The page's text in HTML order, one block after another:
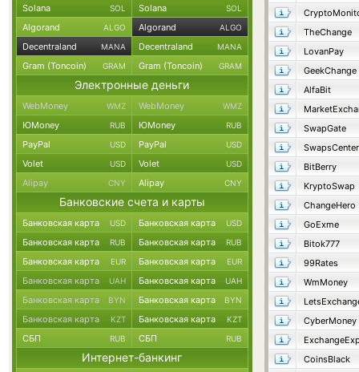
TheChange
LovanPay
GeekChange
AlfaBit
SwapGate
SwapsCenter
BitBerry
KryptoSwap
ChangeHero
GoExme
Bitok777
99Rates
WmMoney
CyberMoney
CoinsBlack
Solana SOL Solana SOL
Algorand ALGO Algorand ALGO
Decentraland MANA Decentraland MANA
Gram (Toncoin) GRAM Gram (Toncoin) GRAM
Электронные деньги
WebMoney WMZ WebMoney WMZ
ЮMoney RUB ЮMoney RUB
PayPal USD PayPal USD
Volet USD Volet USD
Alipay CNY Alipay CNY
Банковские счета и карты
Банковская карта USD Банковская карта USD
Банковская карта RUB Банковская карта RUB
Банковская карта EUR Банковская карта EUR
Банковская карта UAH Банковская карта UAH
Банковская карта BYN Банковская карта BYN
Банковская карта KZT Банковская карта KZT
СБП RUB СБП RUB
Интернет-банкинг